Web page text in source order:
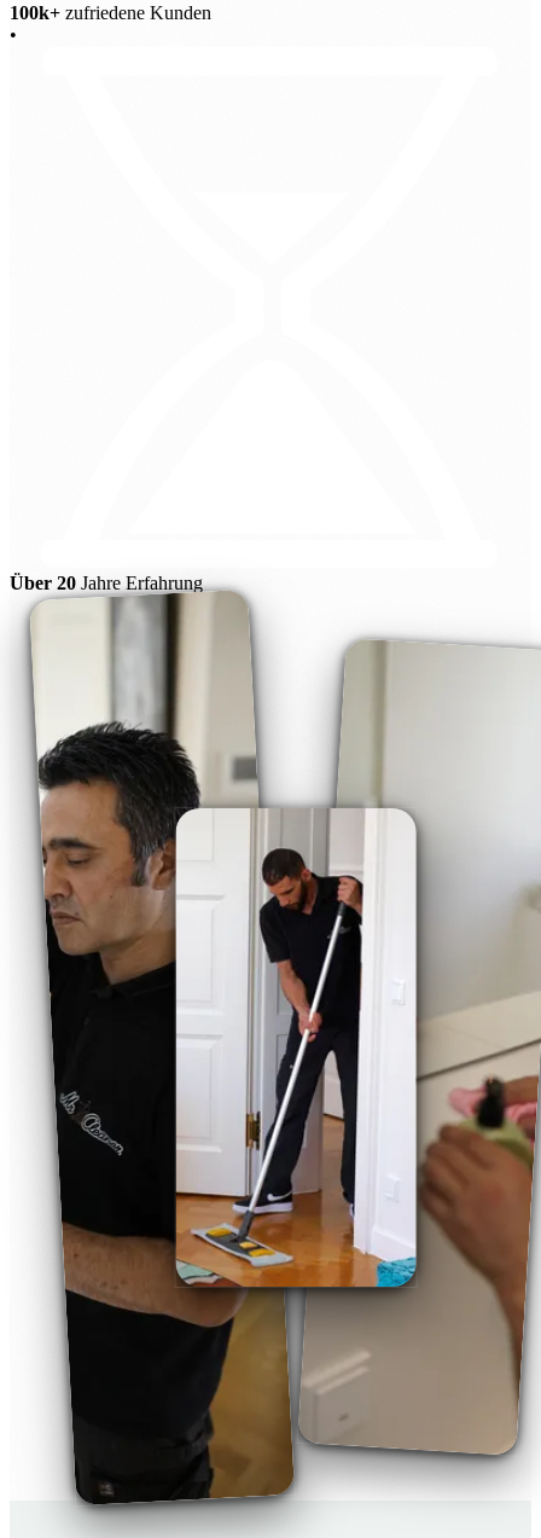
100k+ zufriedene Kunden
•
Über 20 Jahre Erfahrung